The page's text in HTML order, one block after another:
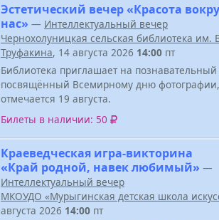
Эстетический вечер «Красота
нас» — Интеллектуальный вечер
Чернохолуницкая сельская библиотека им.
Труфакина, 14 августа 2026 14:00 пт
Библиотека приглашает на познавательный
посвящённый Всемирному дню
отмечается 19 августа.
Билеты в наличии: 50
Краеведческая игра-викторина
«Край родной, навек любимый» —
Интеллектуальный вечер
МКОУДО «Мурыгинская детская школа
августа 2026 14:00 пт